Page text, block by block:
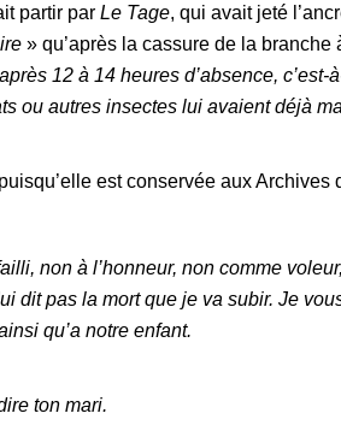
partir par Le Tage, qui avait jeté
» qu’après la cassure de la
12 à 14 heures d’absence,
ou autres insectes lui avaient déjà
est conservée aux Archives
non à l’honneur, non comme
dit pas la mort que je va subir. Je
qu’a notre enfant.
ton mari.